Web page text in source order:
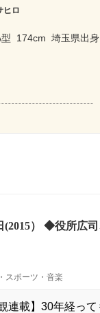
ロ
174cm 埼玉県出身
(2015） ◆役所広
スポーツ・音楽
連載】30年経っ